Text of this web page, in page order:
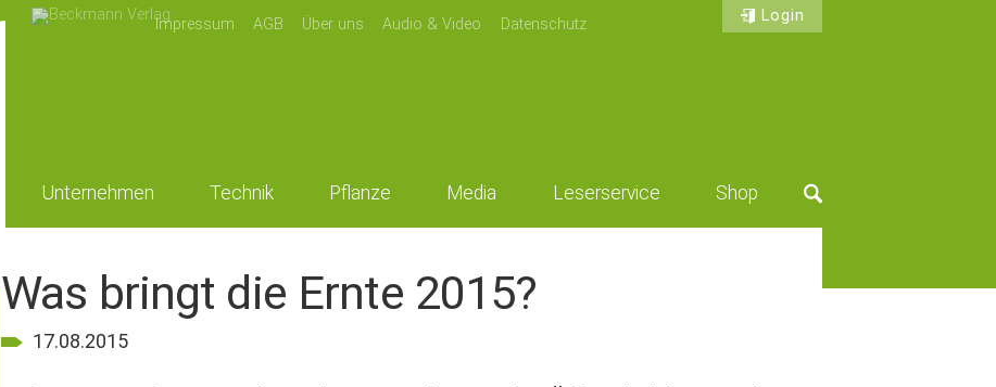
Impressum AGB Über uns Audio & Video Datenschutz Login
Unternehmen Technik Pflanze Media Leserservice Shop Suche
Was bringt die Ernte 2015?
17.08.2015